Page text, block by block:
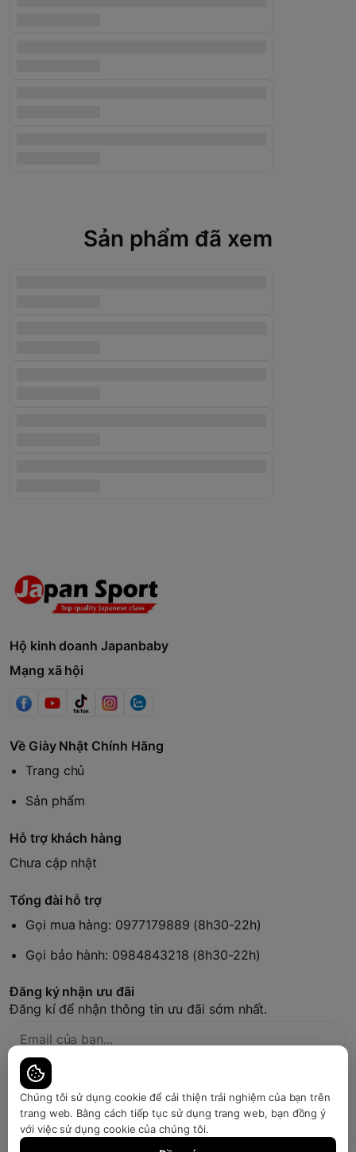
Sản phẩm đã xem
Hộ kinh doanh Japanbaby
Mạng xã hội
Về Giày Nhật Chính Hãng
Trang chủ
Sản phẩm
Hỗ trợ khách hàng
Chưa cập nhật
Tổng đài hỗ trợ
Gọi mua hàng: 0977179889 (8h30-22h)
Gọi bảo hành: 0984843218 (8h30-22h)
Đăng ký nhận ưu đãi
Đăng kí để nhận thông tin ưu đãi sớm nhất.
Bàn quyền thuộc về Japansport | Cung cấp bởi Sapo
Chúng tôi sử dụng cookie để cải thiện trải nghiệm của bạn trên
trang web. Bằng cách tiếp tục sử dụng trang web, bạn đồng ý
với việc sử dụng cookie của chúng tôi.